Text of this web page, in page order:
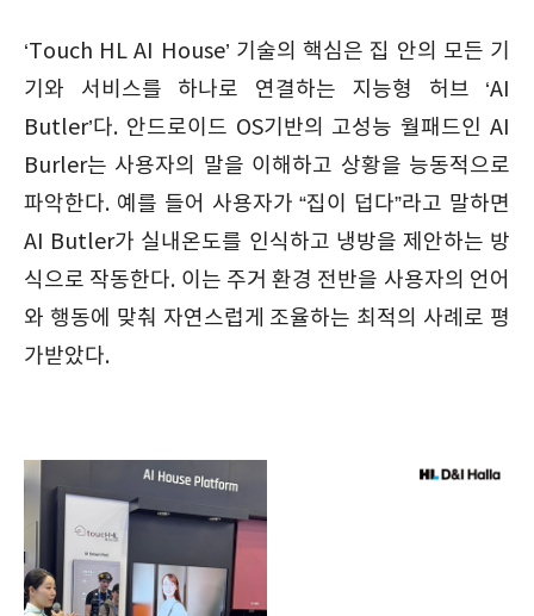
‘Touch HL AI House’ 기술의 핵심은 집 안의 모든 기
기와 서비스를 하나로 연결하는 지능형 허브 ‘AI
Butler’다. 안드로이드 OS기반의 고성능 월패드인 AI
Burler는 사용자의 말을 이해하고 상황을 능동적으로
파악한다. 예를 들어 사용자가 “집이 덥다”라고 말하면
AI Butler가 실내온도를 인식하고 냉방을 제안하는 방
식으로 작동한다. 이는 주거 환경 전반을 사용자의 언어
와 행동에 맞춰 자연스럽게 조율하는 최적의 사례로 평
가받았다.